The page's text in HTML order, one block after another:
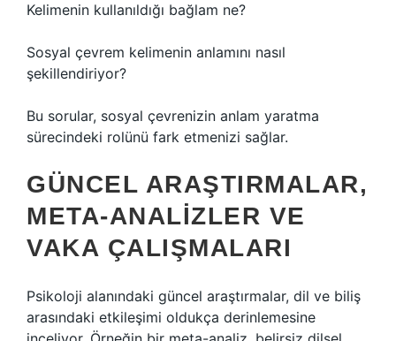
Kelimenin kullanıldığı bağlam ne?
Sosyal çevrem kelimenin anlamını nasıl
şekillendiriyor?
Bu sorular, sosyal çevrenizin anlam yaratma
sürecindeki rolünü fark etmenizi sağlar.
GÜNCEL ARAŞTIRMALAR,
META-ANALIZLER VE
VAKA ÇALIŞMALARI
Psikoloji alanındaki güncel araştırmalar, dil ve biliş
arasındaki etkileşimi oldukça derinlemesine